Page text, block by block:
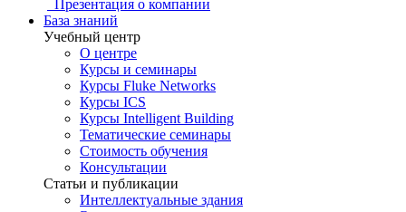
Презентация о компании
База знаний
Учебный центр
О центре
Курсы и семинары
Курсы Fluke Networks
Курсы ICS
Курсы Intelligent Building
Тематические семинары
Стоимость обучения
Консультации
Статьи и публикации
Интеллектуальные здания